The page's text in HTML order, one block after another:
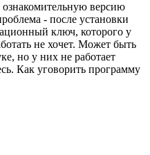
ознакомительную версию
- после установки
ключ, которого у
не хочет. Может быть
но у них не работает
Как уговорить программу